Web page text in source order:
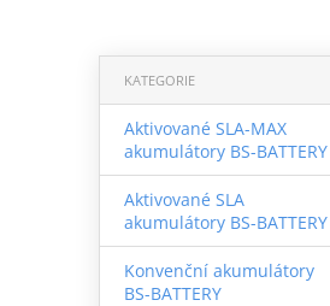
KATEGORIE
Aktivované SLA-MAX
akumulátory BS-BATTERY
Aktivované SLA
akumulátory BS-BATTERY
Konvenční akumulátory
BS-BATTERY